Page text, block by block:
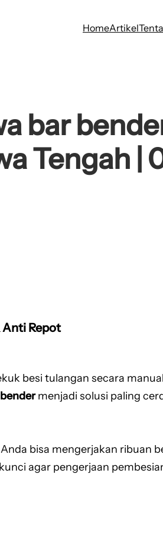
HomeArtikel
bar
Tengah |
Anti Repot
besi tulangan secara
menjadi solusi paling
bisa mengerjakan ribuan
agar pengerjaan